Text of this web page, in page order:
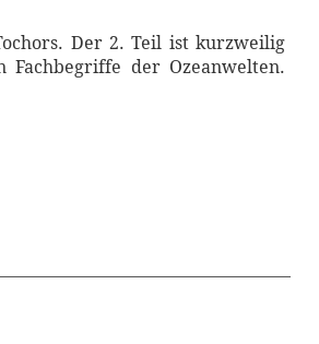
Der 2. Teil ist kurzweilig
der Ozeanwelten.